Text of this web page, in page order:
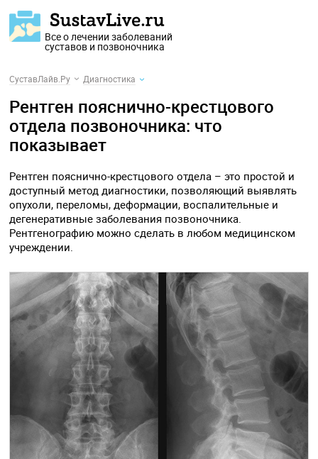
Все о лечении заболеваний
суставов и позвоночника
СуставЛайв.Ру Диагностика
Рентген пояснично-крестцового
отдела позвоночника: что
показывает
Рентген пояснично-крестцового отдела – это простой и
доступный метод диагностики, позволяющий выявлять
опухоли, переломы, деформации, воспалительные и
дегенеративные заболевания позвоночника.
Рентгенографию можно сделать в любом медицинском
учреждении.